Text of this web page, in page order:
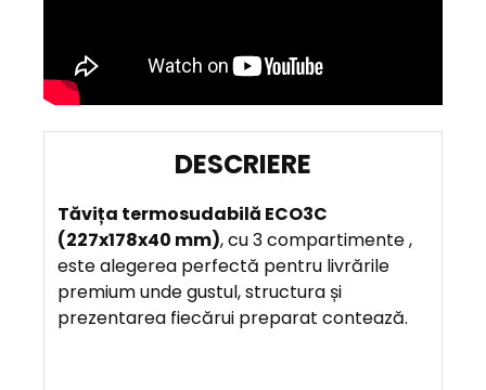
S
C
R
I
E
Tăvița termosudabilă ECO3C
(227x178x40 mm), cu 3 compartimente ,
este alegerea perfectă pentru livrările
premium unde gustul, structura și
prezentarea fiecărui preparat contează.